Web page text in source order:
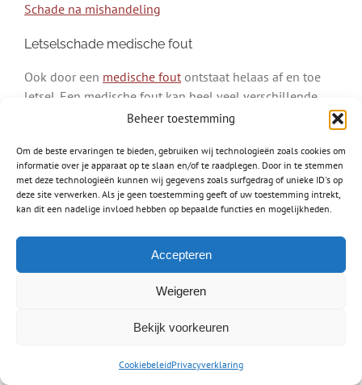
Beheer toestemming
Om de beste ervaringen te bieden, gebruiken wij technologieën zoals cookies om
informatie over je apparaat op te slaan en/of te raadplegen. Door in te stemmen
met deze technologieën kunnen wij gegevens zoals surfgedrag of unieke ID's op
deze site verwerken. Als je geen toestemming geeft of uw toestemming intrekt,
kan dit een nadelige invloed hebben op bepaalde functies en mogelijkheden.
Accepteren
Weigeren
Bekijk voorkeuren
CookiebeleidPrivacyverklaring
Schade na mishandeling
Letselschade medische fout
Ook door een medische fout ontstaat helaas af en toe
letsel. Een medische fout kan heel veel verschillende
dingen betekenen. Het stellen van een verkeerde
diagnose bijvoorbeeld, waardoor u de juiste zorg wordt
onthouden. Dit kan natuurlijk grote gevolgen hebben.
Het vaststellen van een medische fout is wel enorm
lastig. Dat komt omdat u moet kunnen aantonen dat uw
het niet gewoon een oprechte fout. Schakel bij een
letselschade advocaten uit Den Helder in.